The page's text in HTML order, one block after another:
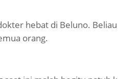
hebat di Beluno.
orang.